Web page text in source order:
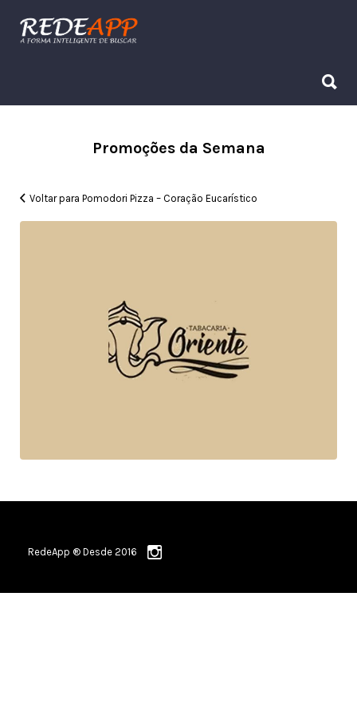
Procurar:
Promoções da Semana
Voltar para Pomodori Pizza – Coração Eucarístico
RedeApp ® Desde 2016